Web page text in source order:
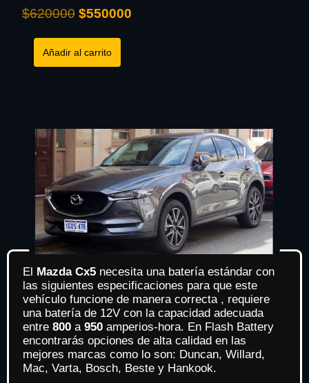
$620000 $550000
Añadir al carrito
El Mazda Cx5 necesita una batería estándar con
las siguientes especificaciones para que este
vehículo funcione de manera correcta , requiere
una batería de 12V con la capacidad adecuada
entre 800 a 950 amperios-hora. En Flash Battery
encontrarás opciones de alta calidad en las
mejores marcas como lo son: Duncan, Willard,
Mac, Varta, Bosch, Beste y Hankook.